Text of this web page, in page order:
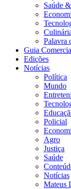
Saúde
Palavra
Guia
Edições
Notícias
Política
Mundo
Policial
Agro
Justiça
Saúde
Notícias
Mateus